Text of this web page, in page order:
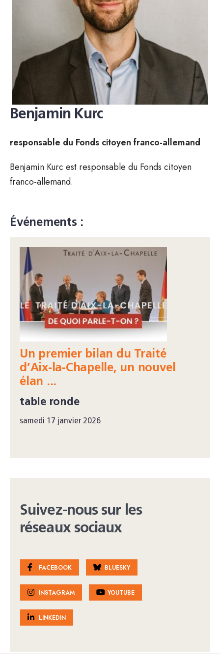
Benjamin Kurc
responsable du Fonds citoyen franco-allemand
Benjamin Kurc est responsable du Fonds citoyen
franco-allemand.
Événements :
Un premier bilan du Traité
d’Aix-la-Chapelle, un nouvel
élan ...
table ronde
samedi 17 janvier 2026
Suivez-nous sur les
réseaux sociaux
FACEBOOK BLUESKY
INSTAGRAM YOUTUBE
LINKEDIN